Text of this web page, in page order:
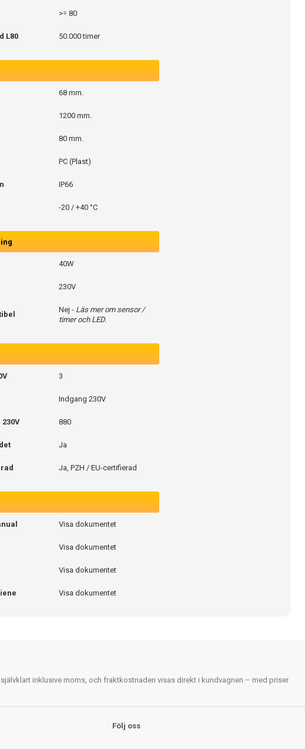
>= 80
L80 50.000 timer
68 mm.
1200 mm.
80 mm.
PC (Plast)
IP66
-20 / +40 °C
40W
230V
Nej - Läs mer om sensor /
timer och LED.
3
Indgang 230V
230V 880
Ja
Ja, PZH / EU-certifierad
Visa dokumentet
Visa dokumentet
Visa dokumentet
Visa dokumentet
inklusive moms, och fraktkostnaden visas direkt i kundvagnen – med priser
Följ oss